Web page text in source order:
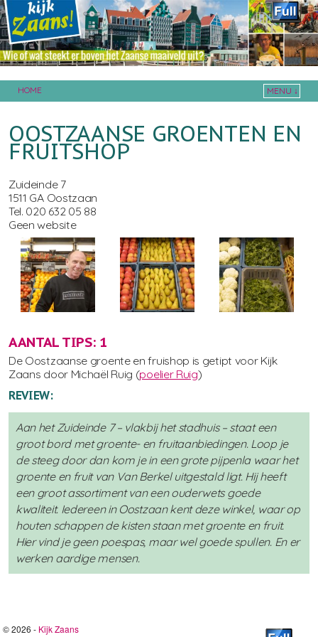
HOME
MENU ↓
OOSTZAANSE GROENTEN EN
FRUITSHOP
Zuideinde 7
1511 GA Oostzaan
Tel. 020 632 05 88
Geen website
AANTAL TIPS: 1
De Oostzaanse groente en fruishop is getipt voor Kijk
Zaans door Michaël Ruig (poelier Ruig)
REVIEW:
Aan het Zuideinde 7 – vlakbij het stadhuis – staat een
groot bord met groente- en fruitaanbiedingen. Loop je
de steeg door dan kom je in een grote pijpenla waar het
groente en fruit van Van Berkel uitgestald ligt. Hij heeft
een groot assortiment van een ouderwets goede
kwaliteit. Iedereen in Oostzaan kent deze winkel, waar op
houten schappen de kisten staan met groente en fruit.
Hier vind je geen poespas, maar wel goede spullen. En er
werken aardige mensen.
© 2026 - Kijk Zaans